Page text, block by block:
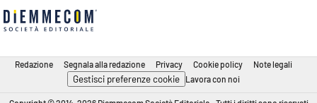
Redazione Segnala alla redazione Privacy Cookie policy Note legali
Gestisci preferenze cookie Lavora con noi